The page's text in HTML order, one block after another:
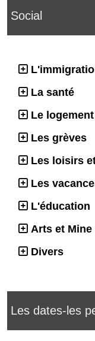
Social
La santé
Le logement
Les grèves
Les loisirs
Les
L'éducation
Arts et Mine
Divers
Les dates-les